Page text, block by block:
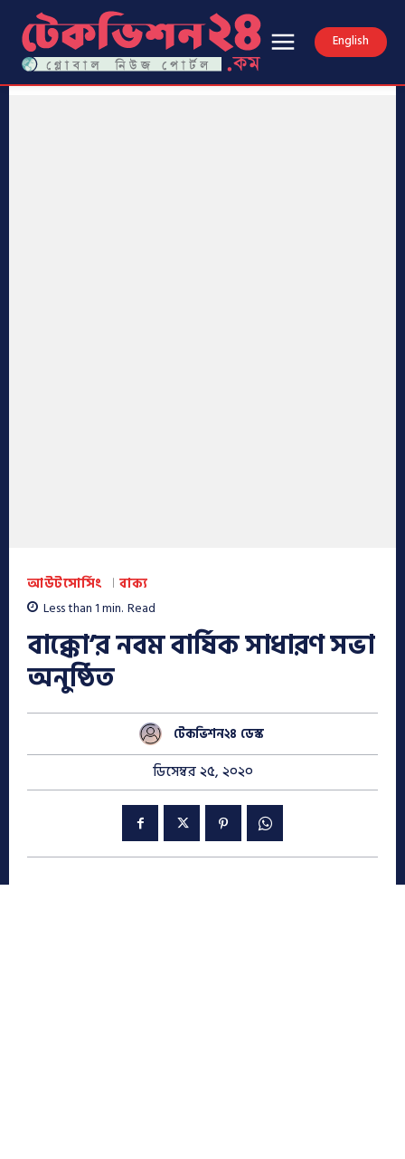
English
আউটসোর্সিং বাক্য
Less than 1min. Read
বাক্কো’র নবম বার্ষিক সাধারণ সভা
অনুষ্ঠিত
টেকভিশন২৪ ডেস্ক
ডিসেম্বর ২৫, ২০২০